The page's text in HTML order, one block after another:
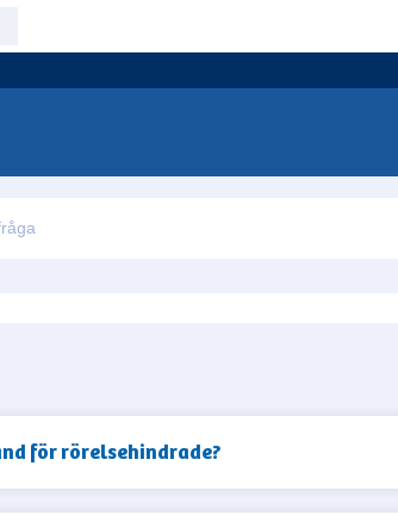
för rörelsehindrade?